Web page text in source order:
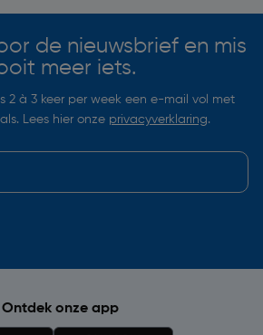
de nieuwsbrief en mis
meer iets.
2 à 3 keer per week een e-mail vol met
Lees hier onze privacyverklaring.
Ontdek onze app